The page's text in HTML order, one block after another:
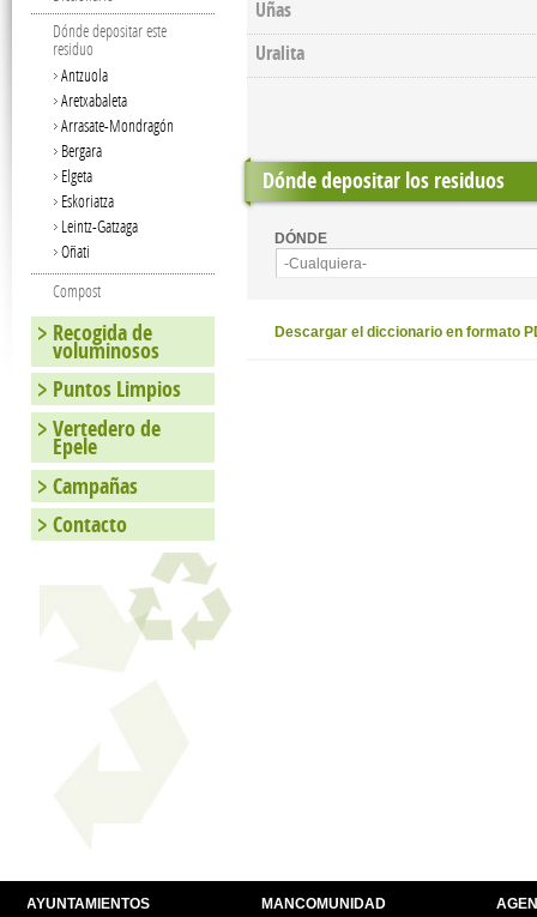
Uñas
Uralita
Dónde depositar los residuos
DÓNDE
-Cualquiera-
Descargar el diccionario en formato
Dónde depositar este
residuo
Antzuola
Aretxabaleta
Arrasate-Mondragón
Bergara
Elgeta
Eskoriatza
Leintz-Gatzaga
Oñati
Compost
Recogida de
voluminosos
Puntos Limpios
Vertedero de
Epele
Campañas
Contacto
AYUNTAMIENTOS MANCOMUNIDAD